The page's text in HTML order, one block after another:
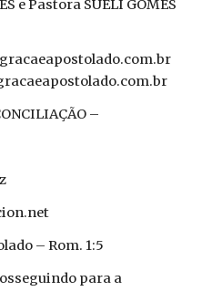
e Pastora SUELI GOMES
–
– Rom. 1:5
para a